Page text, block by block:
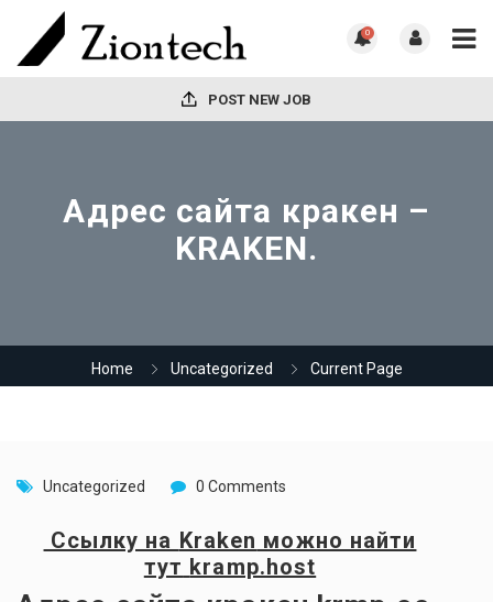
0
POST NEW JOB
Адрес сайта кракен –
KRAKEN.
Home Uncategorized Current Page
Uncategorized 0 Comments
Ссылку на Kraken можно найти
тут kramp.host